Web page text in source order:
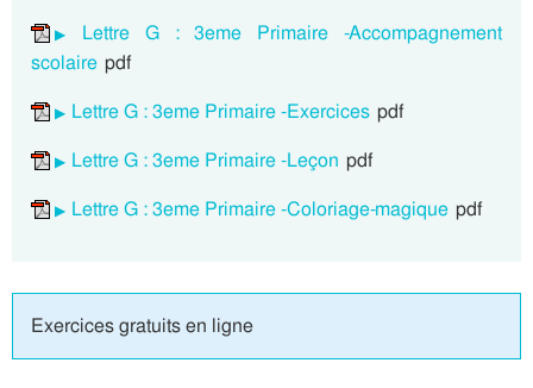
Lettre G : 3eme Primaire -Accompagnement
scolaire pdf
Lettre G : 3eme Primaire -Exercices pdf
Lettre G : 3eme Primaire -Leçon pdf
Lettre G : 3eme Primaire -Coloriage-magique pdf
Exercices gratuits en ligne